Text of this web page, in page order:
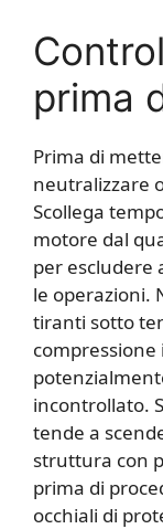
prima
Prima di
neutralizzare
Scollega
motore dal
per escludere
le operazioni.
tiranti sotto
incontrollato.
tende a
struttura con
prima di
occhiali di